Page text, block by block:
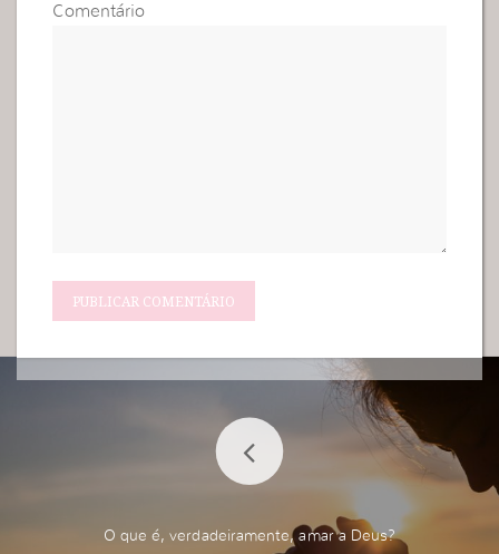
Comentário
O que é, verdadeiramente, amar a Deus?